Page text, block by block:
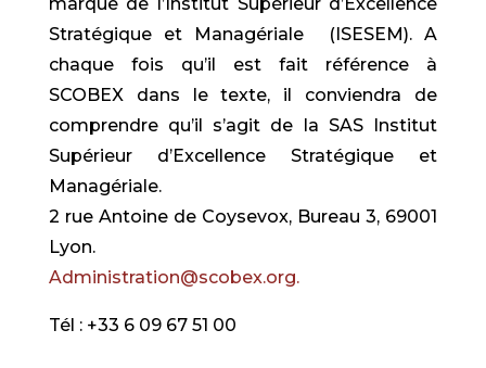
Stratégique et Managériale (ISESEM). A
chaque fois qu’il est fait référence à
SCOBEX dans le texte, il conviendra de
comprendre qu’il s’agit de la SAS Institut
Supérieur d’Excellence Stratégique et
Managériale.
2 rue Antoine de Coysevox, Bureau 3, 69001
Lyon.
Administration@scobex.org.
Tél : +33 6 09 67 51 00